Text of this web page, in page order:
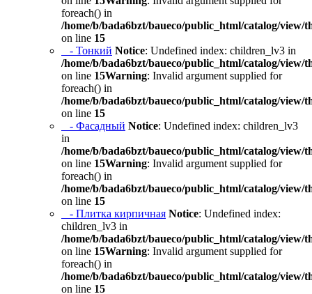
foreach() in
/home/b/bada6bzt/baueco/public_html/catalog/view/
on line 15
- Тонкий Notice: Undefined index: children_lv3 in
/home/b/bada6bzt/baueco/public_html/catalog/view/
on line 15Warning: Invalid argument supplied for
foreach() in
/home/b/bada6bzt/baueco/public_html/catalog/view/
on line 15
- Фасадный Notice: Undefined index: children_lv3
in
/home/b/bada6bzt/baueco/public_html/catalog/view/
on line 15Warning: Invalid argument supplied for
foreach() in
/home/b/bada6bzt/baueco/public_html/catalog/view/
on line 15
- Плитка кирпичная Notice: Undefined index:
children_lv3 in
/home/b/bada6bzt/baueco/public_html/catalog/view/
on line 15Warning: Invalid argument supplied for
foreach() in
/home/b/bada6bzt/baueco/public_html/catalog/view/
on line 15